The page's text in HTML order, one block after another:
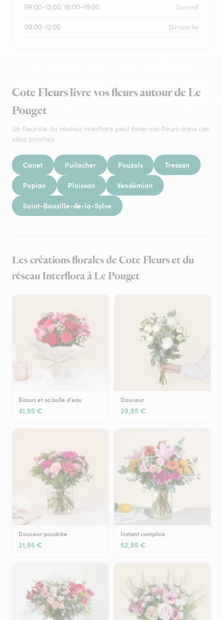
09:00-12:00, 16:00-19:00 Samedi
09:00-12:00 Dimanche
Cote Fleurs livre vos fleurs autour de Le
Pouget
Un fleuriste du réseau Interflora peut livrer vos fleurs dans ces
villes proches.
Canet Puilacher Pouzols Tressan
Popian Plaissan Vendémian
Saint-Bauzille-de-la-Sylve
Les créations florales de Cote Fleurs et du
réseau Interflora à Le Pouget
Bisous et sa bulle d'eau
41,95 €
Douceur
29,95 €
Douceur poudrée
31,95 €
Instant complice
52,95 €